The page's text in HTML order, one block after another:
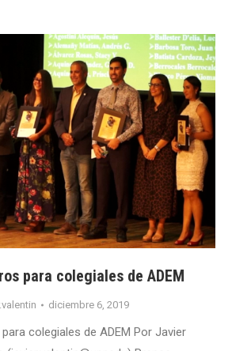
para colegiales de ADEM
diciembre 6, 2019
colegiales de ADEM Por Javier